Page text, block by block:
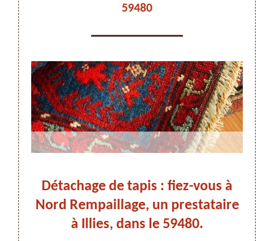
59480
Détachage de tapis : fiez-vous à
Nord Rempaillage, un prestataire
à Illies, dans le 59480.
Le